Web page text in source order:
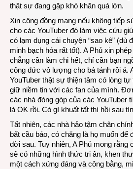
thật sự đang gặp khó khăn quá lớn.
Xin cộng đồng mạng nếu không tiếp
cho các YouTuber đó làm việc cứu
có lạm dụng cái chuyện “sao kê” (dù
minh bạch hóa rất tốt). A Phủ xin
chẳng cần làm chi hết, chỉ cần bạn
công đức vô lượng cho bá tánh rồi á.
YouTuber thật sự thiện tâm có lòng
giữ niềm tin với các fan của mình.
các nhà đóng góp của các YouTuber
là OK rồi. Có gì khuất tất thì hồi sau
Tất nhiên, các nhà hảo tậm chân
bất cầu báo, có chăng là họ muốn để
đời sau. Tuy nhiên, A Phủ mong
sẽ có những hình thức tri ân, khen
một cách xứng đáng và công bằng,